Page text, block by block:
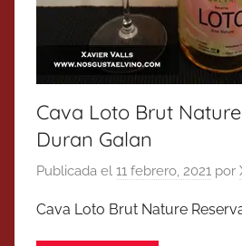
Cava Loto Brut
Duran Galan
Publicada el 11 febrero, 2021 por
Cava Loto Brut Nature